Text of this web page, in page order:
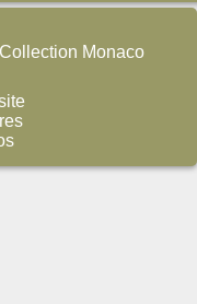
Collection Monaco